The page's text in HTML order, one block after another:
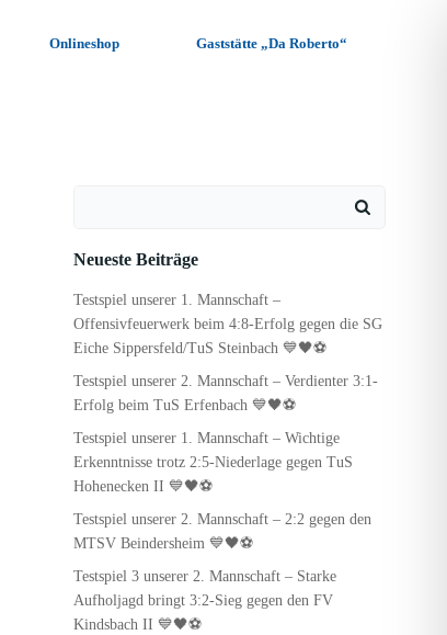
Onlineshop Gaststätte „Da Roberto“
Neueste Beiträge
Testspiel unserer 1. Mannschaft –
Offensivfeuerwerk beim 4:8-Erfolg gegen die SG
Eiche Sippersfeld/TuS Steinbach 💙🖤⚽
Testspiel unserer 2. Mannschaft – Verdienter 3:1-
Erfolg beim TuS Erfenbach 💙🖤⚽
Testspiel unserer 1. Mannschaft – Wichtige
Erkenntnisse trotz 2:5-Niederlage gegen TuS
Hohenecken II 💙🖤⚽
Testspiel unserer 2. Mannschaft – 2:2 gegen den
MTSV Beindersheim 💙🖤⚽
Testspiel 3 unserer 2. Mannschaft – Starke
Aufholjagd bringt 3:2-Sieg gegen den FV
Kindsbach II 💙🖤⚽